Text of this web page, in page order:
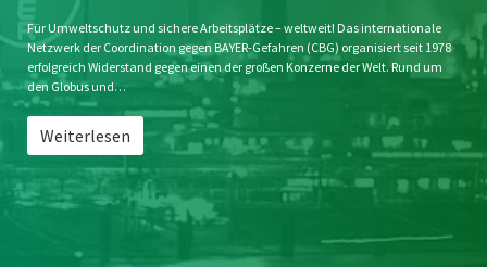
Störfälle
Jahrestagung
SPENDEN
Für Umweltschutz und sichere Arbeitsplätze – weltweit! Das internationale
Netzwerk der Coordination gegen BAYER-Gefahren (CBG) organisiert seit 1978
erfolgreich Widerstand gegen einen der großen Konzerne der Welt. Rund um
den Globus und…
Weiterlesen